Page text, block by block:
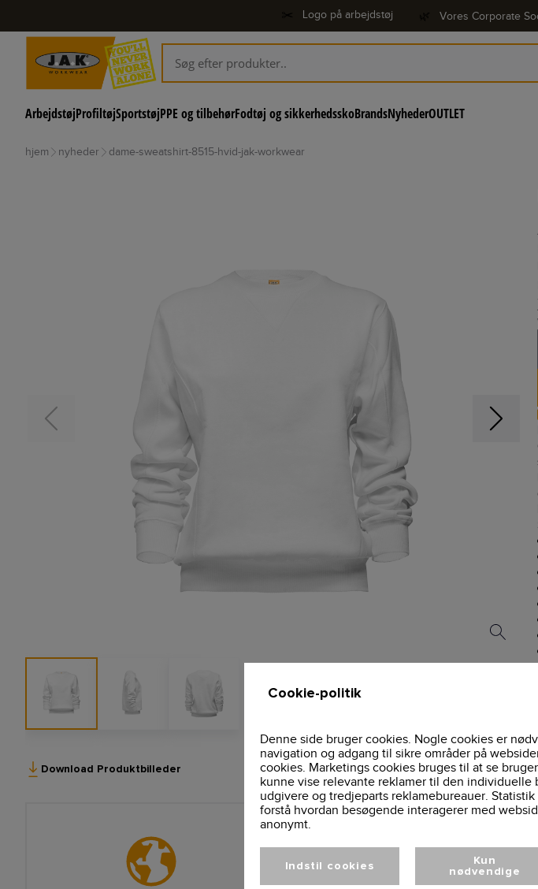
Logo på arbejdstøj Vores Corporate
ArbejdstøjProfiltøjSportstøjPPE og tilbehørFodtøj og sikkerhedsskoBrandsNyhederOUTLET
hjem nyheder dame-sweatshirt-8515-hvid-jak-workwear
Cookie-politik
Denne side bruger cookies. Nogle cookies er
navigation og adgang til sikre områder på
cookies. Marketings cookies bruges til at se
kunne vise relevante reklamer til den
udgivere og tredjeparts reklamebureauer.
forstå hvordan besøgende interagerer med
anonymt.
Indstil cookies
Kun
nødvendige
Download Produktbilleder